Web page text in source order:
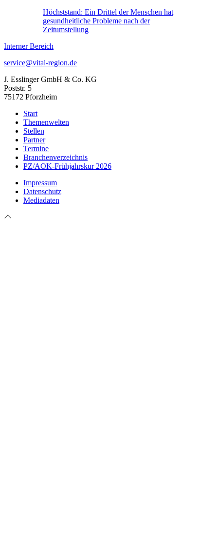
Höchststand: Ein Drittel der Menschen hat
gesundheitliche Probleme nach der
Zeitumstellung
Interner Bereich
service@vital-region.de
J. Esslinger GmbH & Co. KG
Poststr. 5
75172 Pforzheim
Start
Themenwelten
Stellen
Partner
Termine
Branchenverzeichnis
PZ/AOK-Frühjahrskur 2026
Impressum
Datenschutz
Mediadaten